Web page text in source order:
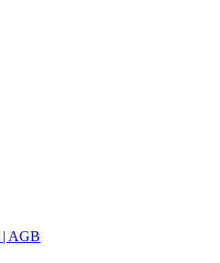
| AGB